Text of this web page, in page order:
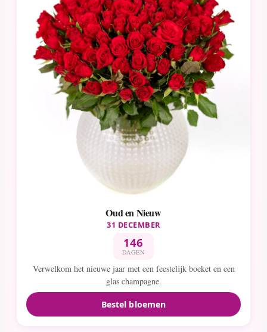
Oud en Nieuw
31 DECEMBER
146
DAGEN
Verwelkom het nieuwe jaar met een feestelijk boeket en een
glas champagne.
Bestel bloemen